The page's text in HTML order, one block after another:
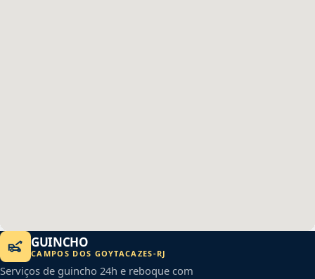
GUINCHO
CAMPOS DOS GOYTACAZES-RJ
Serviços de guincho 24h e reboque com